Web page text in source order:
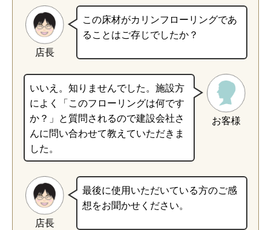
店長
この床材がカリンフローリングであ
ることはご存じでしたか？
お客様
いいえ。知りませんでした。施設方
によく「このフローリングは何です
か？」と質問されるので建設会社さ
んに問い合わせて教えていただきま
した。
店長
最後に使用いただいている方のご感
想をお聞かせください。